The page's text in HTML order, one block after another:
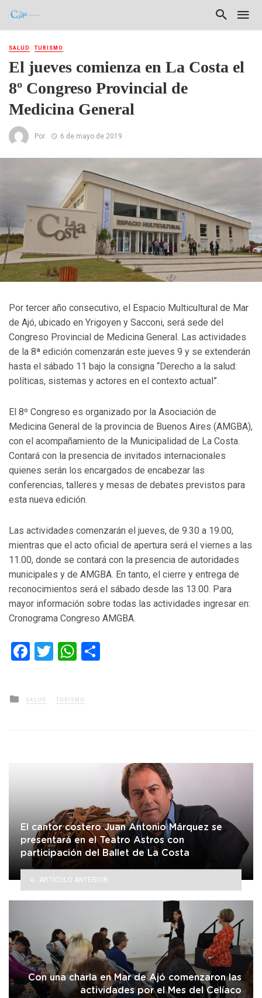
SALUD TURISMO
El jueves comienza en La Costa el
8º Congreso Provincial de
Medicina General
Por 6 de mayo de 2019
Por tercer año consecutivo, el Espacio Multicultural de Mar
de Ajó, ubicado en Yrigoyen y Sacconi, será sede del
Congreso Provincial de Medicina General. Las actividades
de la 8ª edición comenzarán este jueves 9 y se extenderán
hasta el sábado 11 bajo la consigna “Derecho a la salud:
políticas, sistemas y actores en el contexto actual”.
El 8º Congreso es organizado por la Asociación de
Medicina General de la provincia de Buenos Aires (AMGBA),
con el acompañamiento de la Municipalidad de La Costa.
Contará con la presencia de invitados internacionales
quienes serán los encargados de encabezar las
conferencias, talleres y mesas de debates previstos para
esta nueva edición.
Las actividades comenzarán el jueves, de 9.30 a 19.00,
mientras que el acto oficial de apertura será el viernes a las
11.00, donde se contará con la presencia de autoridades
municipales y de AMGBA. En tanto, el cierre y entrega de
reconocimientos será el sábado desde las 13.00. Para
mayor información sobre todas las actividades ingresar en:
Cronograma Congreso AMGBA.
Facebook
TwitterWhatsApp
Posted
in
SALUD TURISMO
El cantor costero Juan Antonio Márquez se
presentará en el Teatro Astros con
participación del Ballet de La Costa
ARTÍCULO ANTERIOR
Con una charla en Mar de Ajó comenzaron las
actividades por el Mes del Celíaco